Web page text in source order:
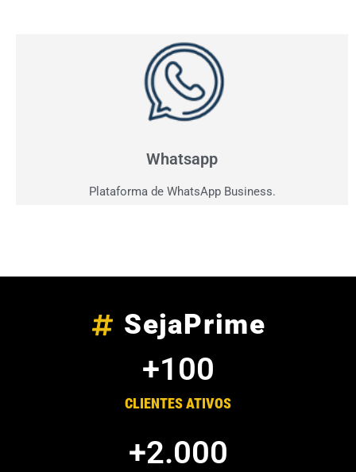
Whatsapp
Plataforma de WhatsApp Business.
Acompanhe em tempo real todas as conversas da sua
SejaPrime
CLIENTES ATIVOS
+100
+2.000